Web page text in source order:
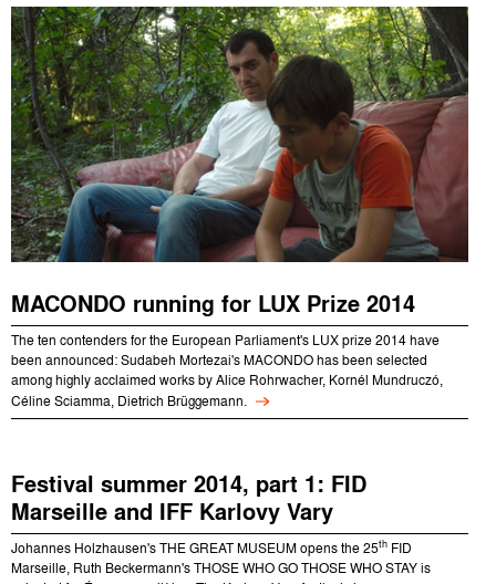
MACONDO running for LUX Prize 2014
The ten contenders for the European Parliament's LUX prize 2014 have
been announced: Sudabeh Mortezai's MACONDO has been selected
among highly acclaimed works by Alice Rohrwacher, Kornél Mundruczó,
Céline Sciamma, Dietrich Brüggemann.
Festival summer 2014, part 1: FID
Marseille and IFF Karlovy Vary
Johannes Holzhausen's THE GREAT MUSEUM opens the 25th FID
Marseille, Ruth Beckermann's THOSE WHO GO THOSE WHO STAY is